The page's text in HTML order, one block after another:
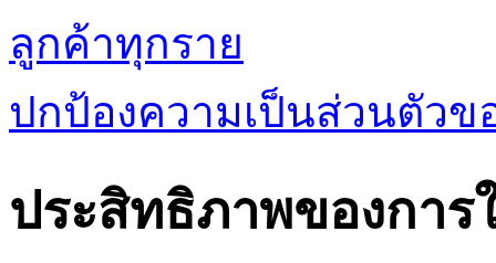
ลูกค้าทุกราย
ปกป้องความเป็นส่วนตัว
ประสิทธิภาพของการ